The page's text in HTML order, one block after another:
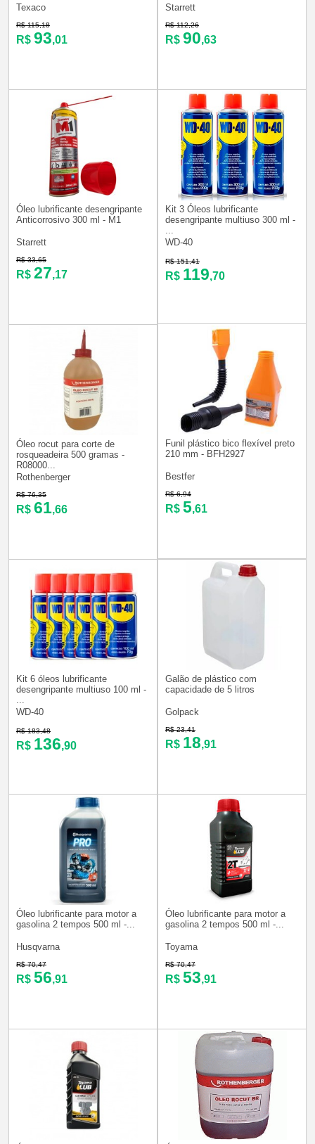
Texaco
R$ 115,18
R$ 93,01
Starrett
R$ 112,26
R$ 90,63
Óleo lubrificante desengripante
Anticorrosivo 300 ml - M1
Starrett
R$ 33,65
R$ 27,17
Kit 3 Óleos lubrificante
desengripante multiuso 300 ml -
WD-40
R$ 151,41
R$ 119,70
Óleo rocut para corte de
rosqueadeira 500 gramas -
R08000...
Rothenberger
R$ 76,35
R$ 61,66
Funil plástico bico flexível preto
210 mm - BFH2927
Bestfer
R$ 6,94
R$ 5,61
Kit 6 óleos lubrificante
desengripante multiuso 100 ml -
WD-40
R$ 183,48
R$ 136,90
Galão de plástico com
capacidade de 5 litros
Golpack
R$ 23,41
R$ 18,91
Óleo lubrificante para motor a
gasolina 2 tempos 500 ml -...
Husqvarna
R$ 70,47
R$ 56,91
Óleo lubrificante para motor a
gasolina 2 tempos 500 ml -...
Toyama
R$ 70,47
R$ 53,91